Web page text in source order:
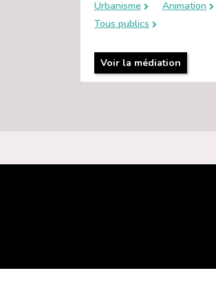
Urbanisme
Animation
Tous publics
Voir la médiation